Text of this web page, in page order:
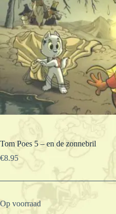
Tom Poes 5 – en de zonnebril
€8.95
Op voorraad